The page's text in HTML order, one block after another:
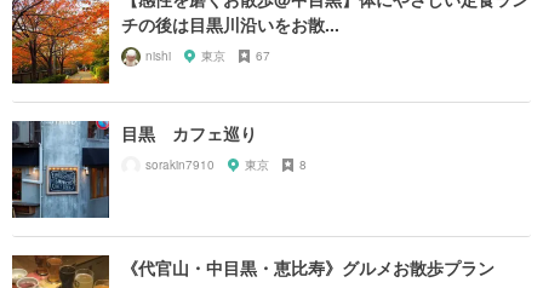
チの後は目黒川沿いをお散...
nishi 東京 67
目黒 カフェ巡り
sorakin7910 東京 8
《代官山・中目黒・恵比寿》グルメお散歩プラン